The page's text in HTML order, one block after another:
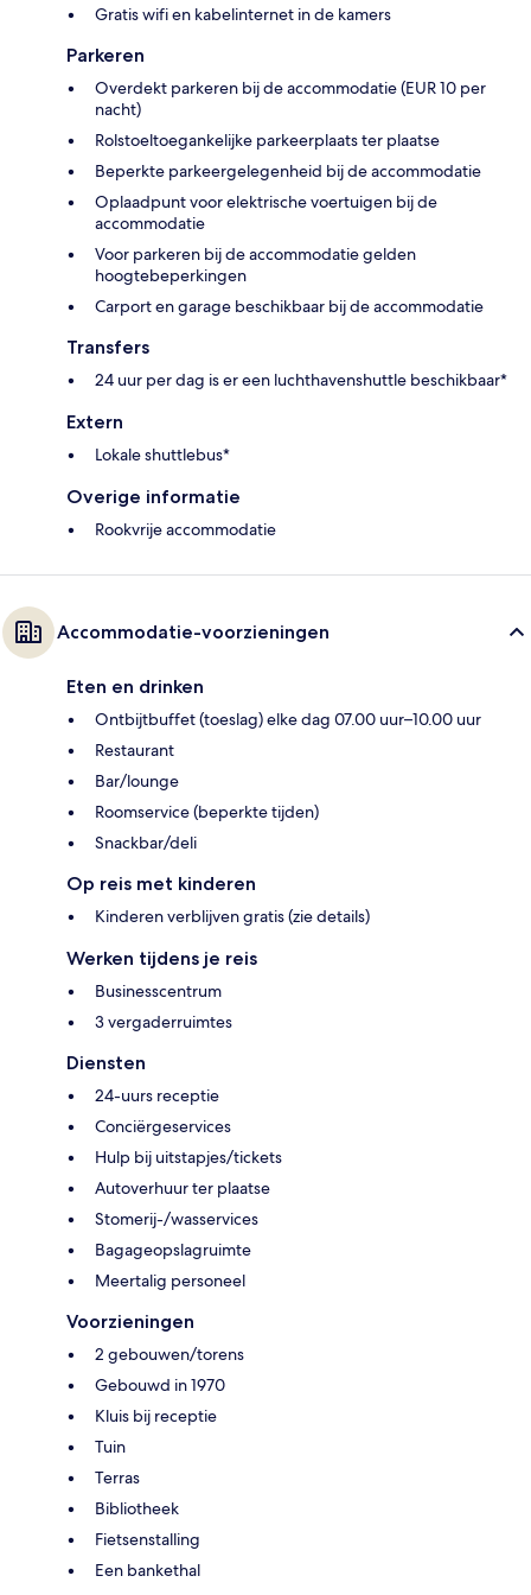
Gratis wifi en kabelinternet in de kamers
Parkeren
Overdekt parkeren bij de accommodatie (EUR 10 per
nacht)
Rolstoeltoegankelijke parkeerplaats ter plaatse
Beperkte parkeergelegenheid bij de accommodatie
Oplaadpunt voor elektrische voertuigen bij de
accommodatie
Voor parkeren bij de accommodatie gelden
hoogtebeperkingen
Carport en garage beschikbaar bij de accommodatie
Transfers
24 uur per dag is er een luchthavenshuttle beschikbaar*
Extern
Lokale shuttlebus*
Overige informatie
Rookvrije accommodatie
Accommodatie-voorzieningen
Eten en drinken
Ontbijtbuffet (toeslag) elke dag 07.00 uur–10.00 uur
Restaurant
Bar/lounge
Roomservice (beperkte tijden)
Snackbar/deli
Op reis met kinderen
Kinderen verblijven gratis (zie details)
Werken tijdens je reis
Businesscentrum
3 vergaderruimtes
Diensten
24-uurs receptie
Conciërgeservices
Hulp bij uitstapjes/tickets
Autoverhuur ter plaatse
Stomerij-/wasservices
Bagageopslagruimte
Meertalig personeel
Voorzieningen
2 gebouwen/torens
Gebouwd in 1970
Kluis bij receptie
Tuin
Terras
Bibliotheek
Fietsenstalling
Een bankethal